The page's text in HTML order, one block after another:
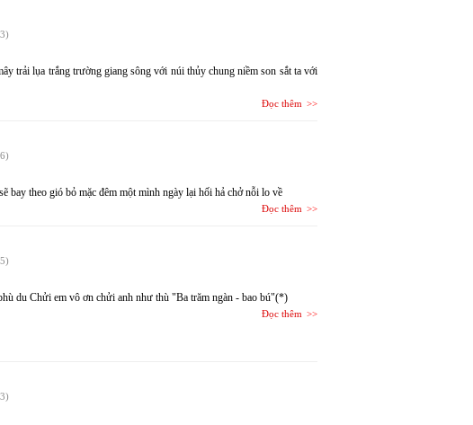
trải lụa trắng trường giang sông với núi thủy chung niềm son sắt ta với
Đọc thêm
bay theo gió bỏ mặc đêm một mình ngày lại hối hả chở nỗi lo về
Đọc thêm
du Chửi em vô ơn chửi anh như thù "Ba trăm ngàn - bao bú"(*)
Đọc thêm